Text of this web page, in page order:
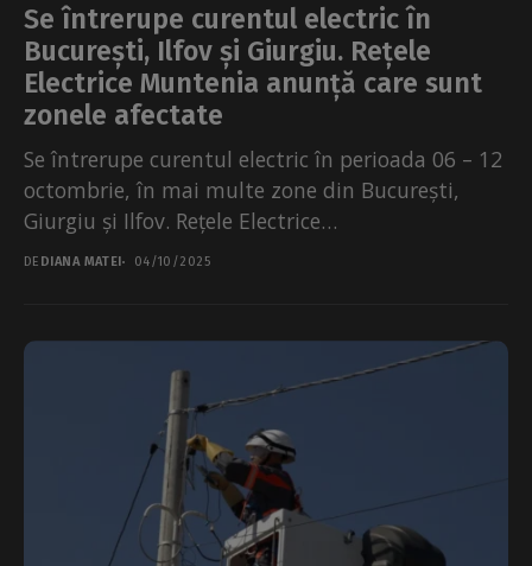
Se întrerupe curentul electric în
București, Ilfov și Giurgiu. Rețele
Electrice Muntenia anunță care sunt
zonele afectate
Se întrerupe curentul electric în perioada 06 – 12
octombrie, în mai multe zone din București,
Giurgiu și Ilfov. Rețele Electrice
Muntenia precizează că măsura...
DE DIANA MATEI 04/10/2025